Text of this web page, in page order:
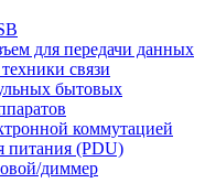
для передачи данных
связи
бытовых
коммутацией
питания (PDU)
диммер